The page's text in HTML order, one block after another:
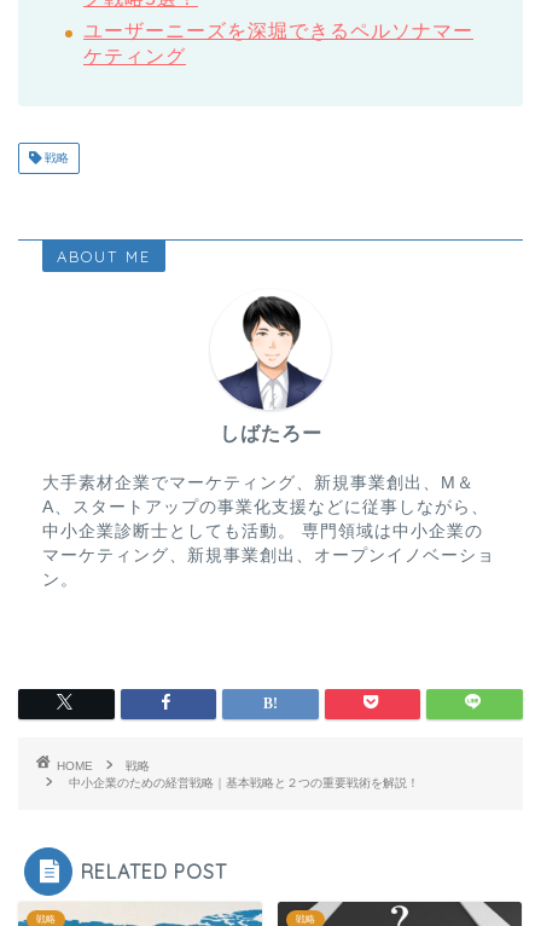
ユーザーニーズを深堀できるペルソナマー
ケティング
戦略
ABOUT ME
しばたろー
大手素材企業でマーケティング、新規事業創出、M＆
A、スタートアップの事業化支援などに従事しながら、
中小企業診断士としても活動。 専門領域は中小企業の
マーケティング、新規事業創出、オープンイノベーショ
ン。
HOME
戦略
中小企業のための経営戦略｜基本戦略と２つの重要戦術を解説！
RELATED POST
戦略 戦略